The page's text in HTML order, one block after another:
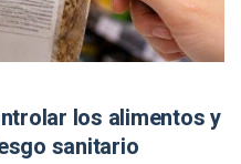
los alimentos y
sanitario